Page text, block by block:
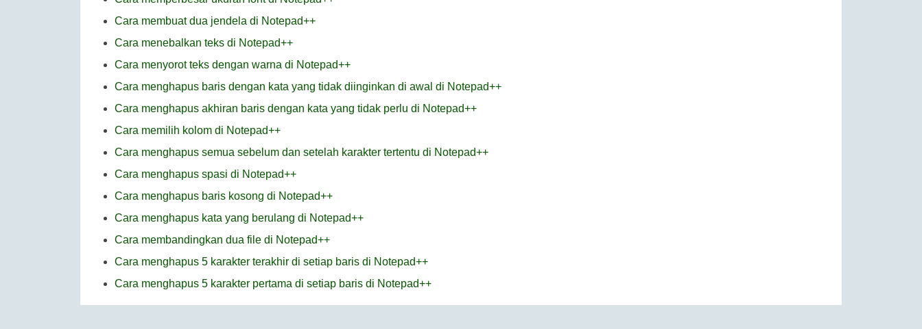
Cara membuat dua jendela di Notepad++
Cara menebalkan teks di Notepad++
Cara menyorot teks dengan warna di Notepad++
Cara menghapus baris dengan kata yang tidak diinginkan di awal di Notepad++
Cara menghapus akhiran baris dengan kata yang tidak perlu di Notepad++
Cara memilih kolom di Notepad++
Cara menghapus semua sebelum dan setelah karakter tertentu di Notepad++
Cara menghapus spasi di Notepad++
Cara menghapus baris kosong di Notepad++
Cara menghapus kata yang berulang di Notepad++
Cara membandingkan dua file di Notepad++
Cara menghapus 5 karakter terakhir di setiap baris di Notepad++
Cara menghapus 5 karakter pertama di setiap baris di Notepad++